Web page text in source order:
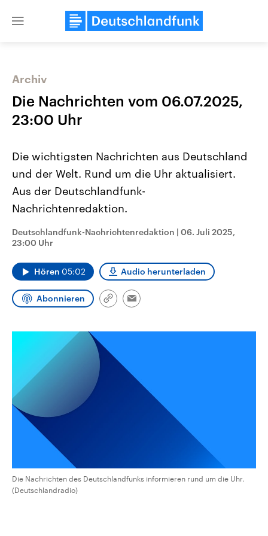
Close
Landtagswahl Sachsen-Anhalt
Alle Informationen
Sachsen-Anhalt wählt am 6.
September 2026 einen neuen
Bundesland von einer Koalition aus
CDU, SPD und FDP regiert.-
Wahlprogramme, aktuelle Berichte
und Hintergründe zu den Parteien
Hintergründe
Wirtschaftlich und
mit großem Einfluss auf
aktuelle Weltgeschehen.
Sendungen Programm
Audio-Archiv
Archiv
Die Nachrichten vom 06.07.2025,
23:00 Uhr
Die wichtigsten Nachrichten aus Deutschland
und der Welt. Rund um die Uhr aktualisiert.
Aus der Deutschlandfunk-
Nachrichtenredaktion.
Deutschlandfunk-Nachrichtenredaktion | 06. Juli 2025,
23:00 Uhr
Hören 05:02 Audio herunterladen
Abonnieren
Link
Email
Die Nachrichten des Deutschlandfunks informieren rund um die Uhr.
(Deutschlandradio)